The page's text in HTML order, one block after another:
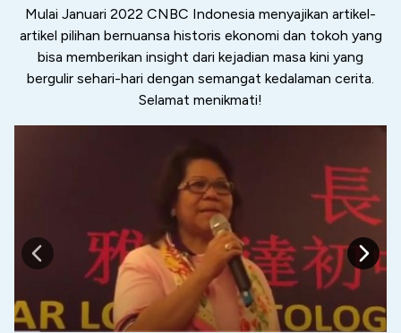
Mulai Januari 2022 CNBC Indonesia menyajikan artikel-
artikel pilihan bernuansa historis ekonomi dan tokoh yang
bisa memberikan insight dari kejadian masa kini yang
bergulir sehari-hari dengan semangat kedalaman cerita.
Selamat menikmati!